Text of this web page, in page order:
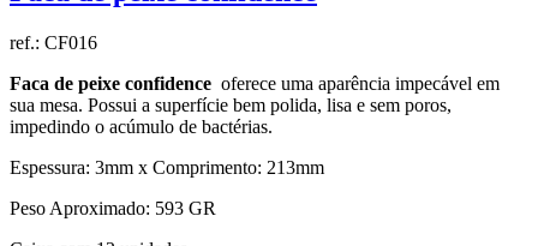
ref.: CF016
Faca de peixe confidence oferece uma aparência impecável em
sua mesa. Possui a superfície bem polida, lisa e sem poros,
impedindo o acúmulo de bactérias.
Espessura: 3mm x Comprimento: 213mm
Peso Aproximado: 593 GR